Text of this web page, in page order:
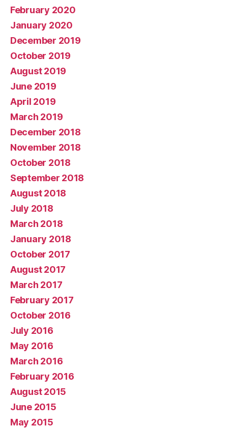
February 2020
January 2020
December 2019
October 2019
August 2019
June 2019
April 2019
March 2019
December 2018
November 2018
October 2018
September 2018
August 2018
July 2018
March 2018
January 2018
October 2017
August 2017
March 2017
February 2017
October 2016
July 2016
May 2016
March 2016
February 2016
August 2015
June 2015
May 2015